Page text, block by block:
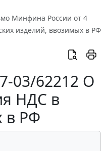
Минфина России от 4
изделий, ввозимых в РФ
03/62212 О
НДС в
в РФ